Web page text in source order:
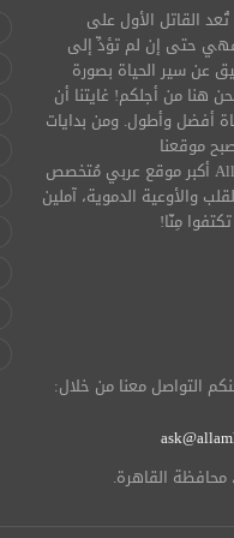
القاتل الأول على
حتى إن لم تؤدِّ إلى
عن سير الحياة بصورة
هنا من أجلكم! غايتنا أن
أفضل وأطول. ومن بدايات
موقعنا
Allamheartcare.com أكبر موقع عربي مُتخصص
والأوعية الدموية، آملين
مِنّا!
التواصل معنا من خلال:
محافظة القاهرة.